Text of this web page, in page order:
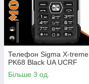
Телефон Sigma X-treme
PK68 Black UA UCRF
Більше 3 од.